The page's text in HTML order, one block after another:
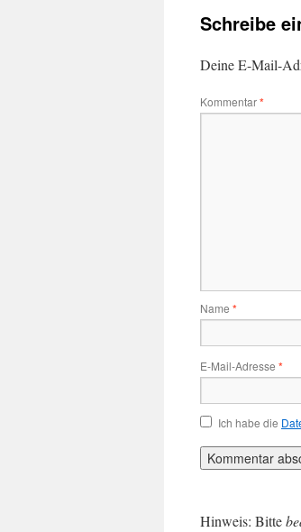
Schreibe
Deine E-Mail-
Kommentar*
Name *
E-Mail-Adresse *
Ich habe die
Hinweis: Bitte